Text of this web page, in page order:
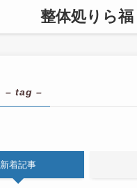
整体処りら福
– tag –
新着記事